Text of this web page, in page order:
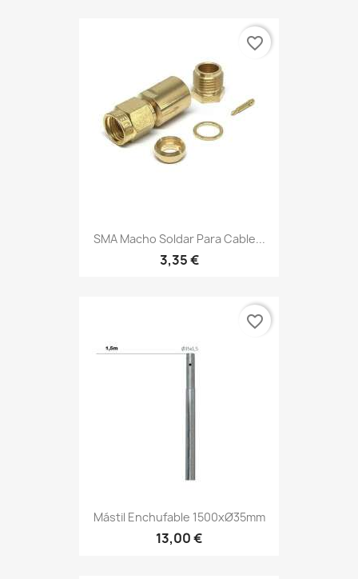
SMA Macho Soldar Para Cable...
3,35 €
favorite_border
Mástil Enchufable 1500xØ35mm
13,00 €
favorite_border